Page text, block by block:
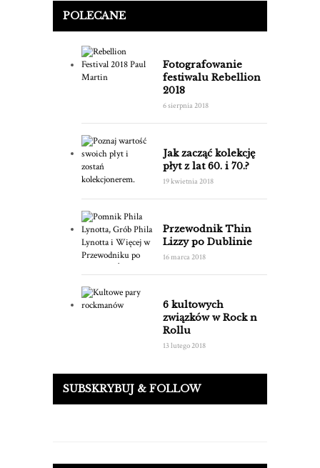
POLECANE
Fotografowanie
festiwalu Rebellion
2018
6 sierpnia 2018
Jak zacząć kolekcję
płyt z lat 60. i 70.?
19 kwietnia 2018
Przewodnik Thin
Lizzy po Dublinie
16 marca 2018
6 kultowych
związków w Rock n
Rollu
13 lutego 2018
SUBSKRYBUJ & FOLLOW